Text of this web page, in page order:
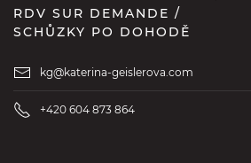
RDV SUR DEMANDE /
SCHŮZKY PO DOHODĚ
kg@katerina-geislerova.com
+420 604 873 864